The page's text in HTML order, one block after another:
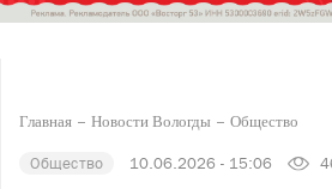
Главная Новости Вологды Общество
Общество 10.06.2026 - 15:06